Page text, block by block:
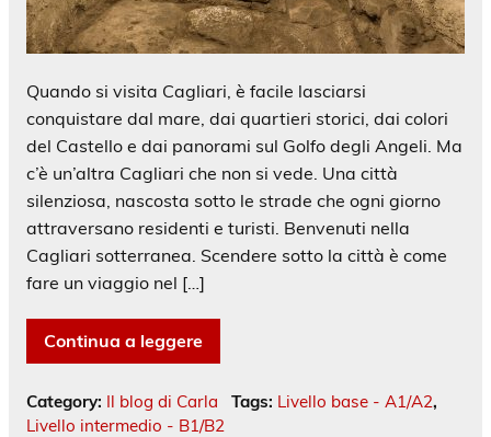
Quando si visita Cagliari, è facile lasciarsi
conquistare dal mare, dai quartieri storici, dai colori
del Castello e dai panorami sul Golfo degli Angeli. Ma
c’è un’altra Cagliari che non si vede. Una città
silenziosa, nascosta sotto le strade che ogni giorno
attraversano residenti e turisti. Benvenuti nella
Cagliari sotterranea. Scendere sotto la città è come
fare un viaggio nel […]
Continua a leggere
Category: Il blog di Carla Tags: Livello base - A1/A2,
Livello intermedio - B1/B2